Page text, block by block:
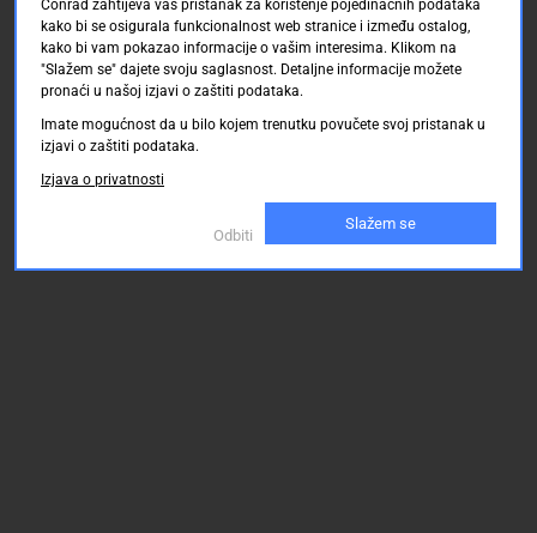
Conrad zahtijeva vaš pristanak za korištenje pojedinačnih podataka
kako bi se osigurala funkcionalnost web stranice i između ostalog,
kako bi vam pokazao informacije o vašim interesima. Klikom na
"Slažem se" dajete svoju saglasnost. Detaljne informacije možete
pronaći u našoj izjavi o zaštiti podataka.
Imate mogućnost da u bilo kojem trenutku povučete svoj pristanak u
izjavi o zaštiti podataka.
Izjava o privatnosti
Odbiti
Slažem se